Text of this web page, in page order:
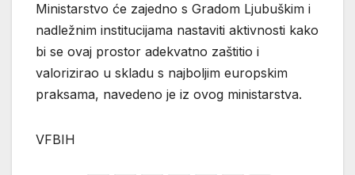
Ministarstvo će zajedno s Gradom Ljubuškim i
nadležnim institucijama nastaviti aktivnosti kako
bi se ovaj prostor adekvatno zaštitio i
valorizirao u skladu s najboljim europskim
praksama, navedeno je iz ovog ministarstva.
VFBIH